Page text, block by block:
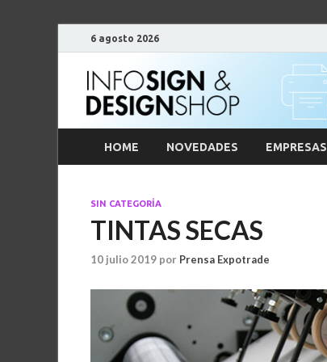
6 agosto 2026
HOME NOVEDADES EMPRESAS
SIN CATEGORÍA
TINTAS SECAS
10 julio 2019 por Prensa Expotrade